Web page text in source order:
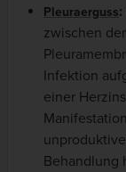
Pleuraerguss:
zwischen
Infektion
einer
Behandlung